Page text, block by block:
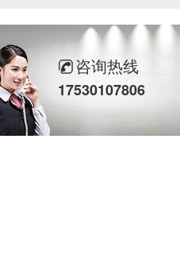
咨询热线
17530107806